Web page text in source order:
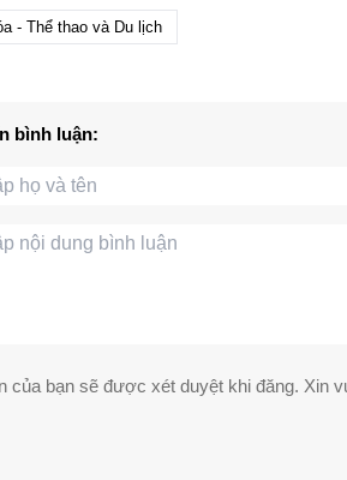
- Thể thao và Du lịch
bình luận:
của bạn sẽ được xét duyệt khi đăng. Xin